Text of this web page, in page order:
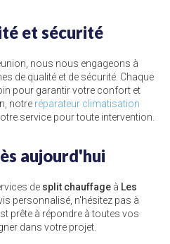
et sécurité
nous nous engageons à
de qualité et de sécurité. Chaque
pour garantir votre confort et
notre réparateur climatisation
service pour toute intervention.
aujourd'hui
de split chauffage à Les
personnalisé, n'hésitez pas à
prête à répondre à toutes vos
dans votre projet.